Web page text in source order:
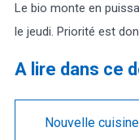
Le bio monte en
le jeudi. Priorité est
A lire dans ce
Nouvelle